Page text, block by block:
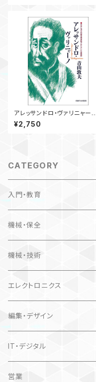
アレッサンドロ・ヴァリニャー
ノ ― 日本に活字印刷を南蛮
船でもたらした宣教師 ―
¥2,750
CATEGORY
入門・教育
機械・保全
機械・技術
エレクトロニクス
編集・デザイン
IT・デジタル
営業